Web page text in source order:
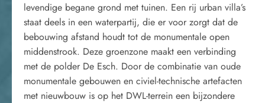
levendige begane grond met tuinen. Een rij urban villa’s
staat deels in een waterpartij, die er voor zorgt dat de
bebouwing afstand houdt tot de monumentale open
middenstrook. Deze groenzone maakt een verbinding
met de polder De Esch. Door de combinatie van oude
monumentale gebouwen en civiel-technische artefacten
met nieuwbouw is op het DWL-terrein een bijzondere